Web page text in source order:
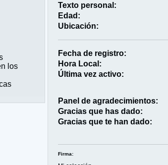
los
Texto personal:
Edad:
Ubicación:
Fecha de registro:
Hora Local:
Última vez activo:
Panel de agradecimientos:
Gracias que has dado:
Gracias que te han dado:
Firma: